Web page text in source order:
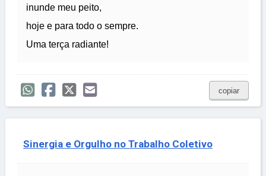
inunde meu peito,
hoje e para todo o sempre.
Uma terça radiante!
copiar
Sinergia e Orgulho no Trabalho Coletivo